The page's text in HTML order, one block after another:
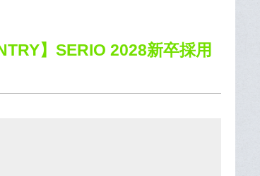
】SERIO 2028新卒採用